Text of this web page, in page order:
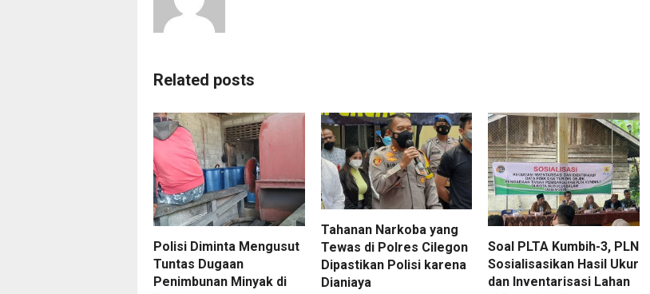
Related posts
Polisi Diminta Mengusut
Tuntas Dugaan
Penimbunan Minyak di
Tahanan Narkoba yang
Tewas di Polres Cilegon
Dipastikan Polisi karena
Dianiaya
Soal PLTA Kumbih-3, PLN
Sosialisasikan Hasil Ukur
dan Inventarisasi Lahan